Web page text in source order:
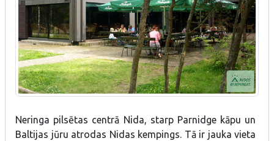
Neringa pilsētas centrā Nida, starp Parnidge kāpu un
Baltijas jūru atrodas Nidas kempings. Tā ir jauka vieta